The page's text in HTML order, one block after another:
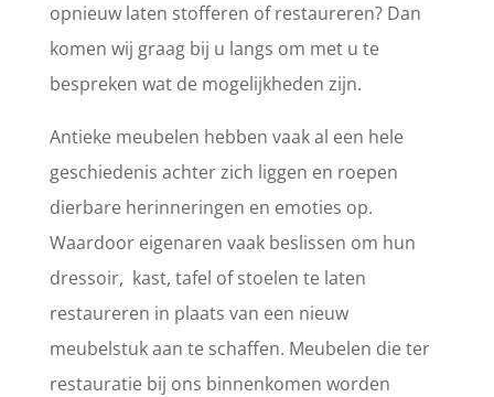
opnieuw laten stofferen of restaureren? Dan
komen wij graag bij u langs om met u te
bespreken wat de mogelijkheden zijn.
Antieke meubelen hebben vaak al een hele
geschiedenis achter zich liggen en roepen
dierbare herinneringen en emoties op.
Waardoor eigenaren vaak beslissen om hun
dressoir, kast, tafel of stoelen te laten
restaureren in plaats van een nieuw
meubelstuk aan te schaffen. Meubelen die ter
restauratie bij ons binnenkomen worden